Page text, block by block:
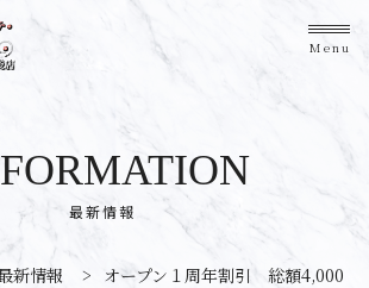
Menu
最新情報
新情報 > オープン１周年割引 総額4,000